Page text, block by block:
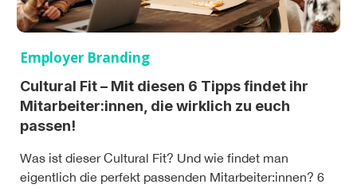
Employer Branding
Cultural Fit – Mit diesen 6 Tipps findet ihr
Mitarbeiter:innen, die wirklich zu euch
passen!
Was ist dieser Cultural Fit? Und wie findet man
eigentlich die perfekt passenden Mitarbeiter:innen? 6